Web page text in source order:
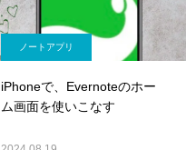
ノートアプリ
iPhoneで、Evernoteのホー
ム画面を使いこなす